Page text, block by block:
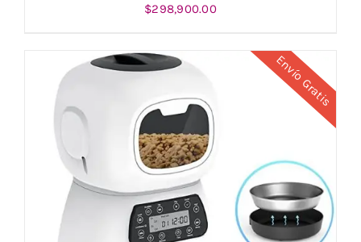
AÑADIR AL CARRITO /
$298,900.00
Envío Gratis